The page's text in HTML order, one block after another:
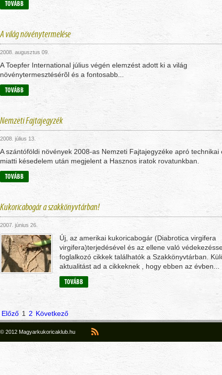
TOVÁBB
A világ növénytermelése
2008. augusztus 09.
A Toepfer International július végén elemzést adott ki a világ
növénytermesztésérõl és a fontosabb...
TOVÁBB
Nemzeti Fajtajegyzék
2008. július 13.
A szántóföldi növények 2008-as Nemzeti Fajtajegyzéke apró technikai
miatti késedelem után megjelent a Hasznos iratok rovatunkban.
TOVÁBB
Kukoricabogár a szakkönyvtárban!
2007. június 26.
Új, az amerikai kukoricabogár (Diabrotica virgifera
virgifera)terjedésével és az ellene való
foglalkozó cikkek találhatók a Szakkönyvtárban.
aktualitást ad a cikkeknek , hogy ebben az évben...
TOVÁBB
Előző 1 2 Következő
© 2012 Magyarkukoricaklub.hu